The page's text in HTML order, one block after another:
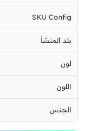
SKU Config
بلد المنشأ
لون
اللون
الجنس